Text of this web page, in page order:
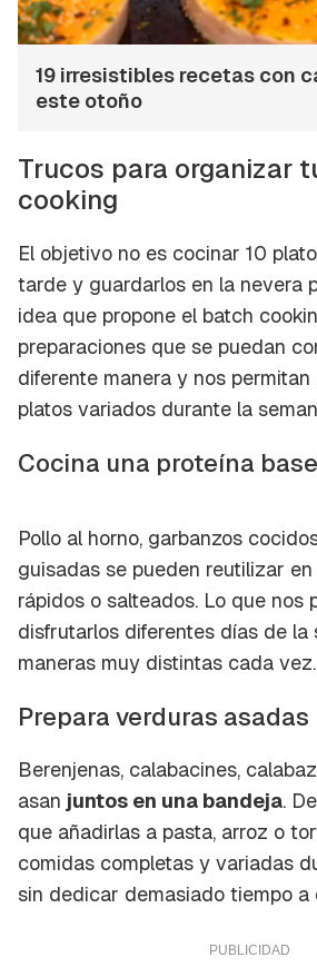
Guardar como favorito
de iniciar sesión con tu cuenta de
INICIAR SESIÓN
19 irresistibles recetas con
este otoño
Trucos para organizar
cooking
El objetivo no es cocinar 10
tarde y guardarlos en la nevera
idea que propone el batch
preparaciones que se puedan
diferente manera y nos
platos variados durante la
Cocina una proteína base
Pollo al horno, garbanzos
guisadas se pueden reutilizar
rápidos o salteados. Lo que nos
disfrutarlos diferentes días de la
maneras muy distintas cada vez.
Prepara verduras asadas
Berenjenas, calabacines,
asan juntos en una bandeja.
que añadirlas a pasta, arroz o
comidas completas y variadas
sin dedicar demasiado tiempo a
Contenido enviado
Gracias por suscribirte a
ACEPTAR